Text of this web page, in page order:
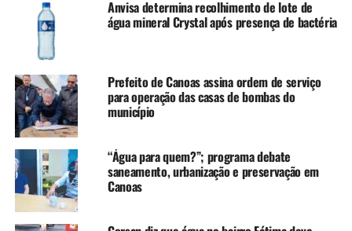
Pimenta lembrou que a região metropolitana de Porto
Alegre fica quase no nível do mar e é permeada por
muitos rios. Por isso, a área é protegida por um sistema
de diques para impedir a entrada de água nas cheias.
Entretanto, esse sistema não seria eficiente para botar
essa água para fora por conta das características
topográficas da região.
“Mesmo que o rio baixe, a
Anvisa determina recolhimento de lote de
água mineral Crystal após presença de bactéria
Prefeito de Canoas assina ordem de serviço
para operação das casas de bombas do
município
“Água para quem?”; programa debate
saneamento, urbanização e preservação em
Canoas